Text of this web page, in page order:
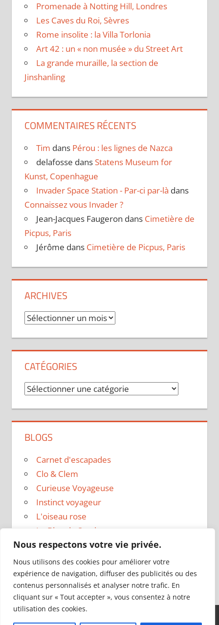
Nous respectons votre vie privée.
Nous utilisons des cookies pour améliorer votre
expérience de navigation, diffuser des publicités ou des
contenus personnalisés et analyser notre trafic. En
cliquant sur « Tout accepter », vous consentez à notre
utilisation des cookies.
Promenade à Notting Hill, Londres
Les Caves du Roi, Sèvres
Rome insolite : la Villa Torlonia
Art 42 : un « non musée » du Street Art
La grande muraille, la section de
Jinshanling
COMMENTAIRES RÉCENTS
Tim dans Pérou : les lignes de Nazca
delafosse dans Statens Museum for
Kunst, Copenhague
Invader Space Station - Par-ci par-là dans
Connaissez vous Invader ?
Jean-Jacques Faugeron dans Cimetière de
Picpus, Paris
Jérôme dans Cimetière de Picpus, Paris
ARCHIVES
Archives
CATÉGORIES
Catégories
BLOGS
Carnet d'escapades
Clo & Clem
Curieuse Voyageuse
Instinct voyageur
L'oiseau rose
Le Blog de Sarah
Le sac a dos
Madame Oreille
Voyages et Vagabondages